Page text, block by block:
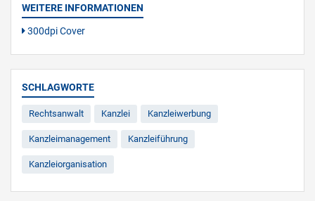
WEITERE INFORMATIONEN
300dpi Cover
SCHLAGWORTE
Rechtsanwalt Kanzlei Kanzleiwerbung
Kanzleimanagement Kanzleiführung
Kanzleiorganisation